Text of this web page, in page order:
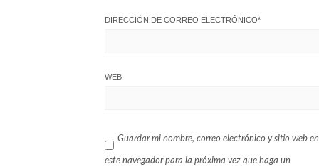
DIRECCIÓN DE CORREO ELECTRÓNICO*
WEB
Guardar mi nombre, correo electrónico y sitio web en
este navegador para la próxima vez que haga un